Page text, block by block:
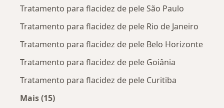
Tratamento para flacidez de pele São Paulo
Tratamento para flacidez de pele Rio de Janeiro
Tratamento para flacidez de pele Belo Horizonte
Tratamento para flacidez de pele Goiânia
Tratamento para flacidez de pele Curitiba
Mais (15)